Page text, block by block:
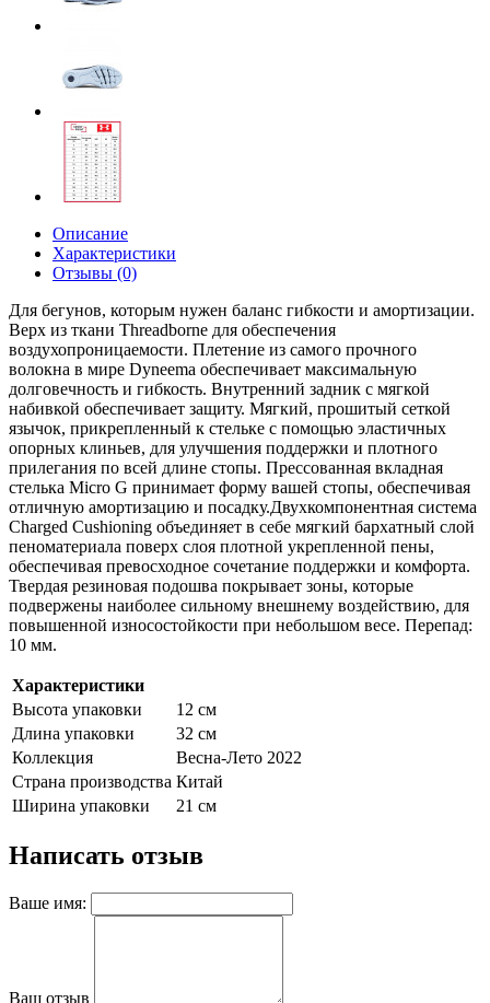
Описание
Характеристики
Отзывы (0)
Для бегунов, которым нужен баланс гибкости и амортизации.
Верх из ткани Threadborne для обеспечения
воздухопроницаемости. Плетение из самого прочного
волокна в мире Dyneema обеспечивает максимальную
долговечность и гибкость. Внутренний задник с мягкой
набивкой обеспечивает защиту. Мягкий, прошитый сеткой
язычок, прикрепленный к стельке с помощью эластичных
опорных клиньев, для улучшения поддержки и плотного
прилегания по всей длине стопы. Прессованная вкладная
стелька Micro G принимает форму вашей стопы, обеспечивая
отличную амортизацию и посадку.Двухкомпонентная система
Charged Cushioning объединяет в себе мягкий бархатный слой
пеноматериала поверх слоя плотной укрепленной пены,
обеспечивая превосходное сочетание поддержки и комфорта.
Твердая резиновая подошва покрывает зоны, которые
подвержены наиболее сильному внешнему воздействию, для
повышенной износостойкости при небольшом весе. Перепад:
10 мм.
Характеристики
Высота упаковки
12 см
Длина упаковки
32 см
Коллекция
Весна-Лето 2022
Страна производства Китай
Ширина упаковки
21 см
Написать отзыв
Ваше имя:
Ваш отзыв